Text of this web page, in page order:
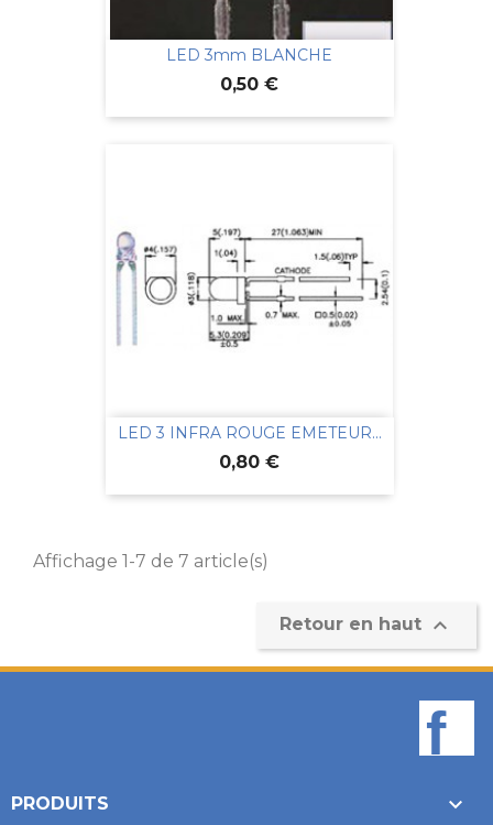
LED 3mm BLANCHE
Prix
0,50 €
LED 3 INFRA ROUGE EMETEUR...
Prix
0,80 €
Affichage 1-7 de 7 article(s)
Retour en haut 
PRODUITS 